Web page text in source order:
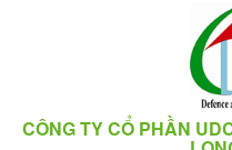
CÔNG TY CỔ PHẦN